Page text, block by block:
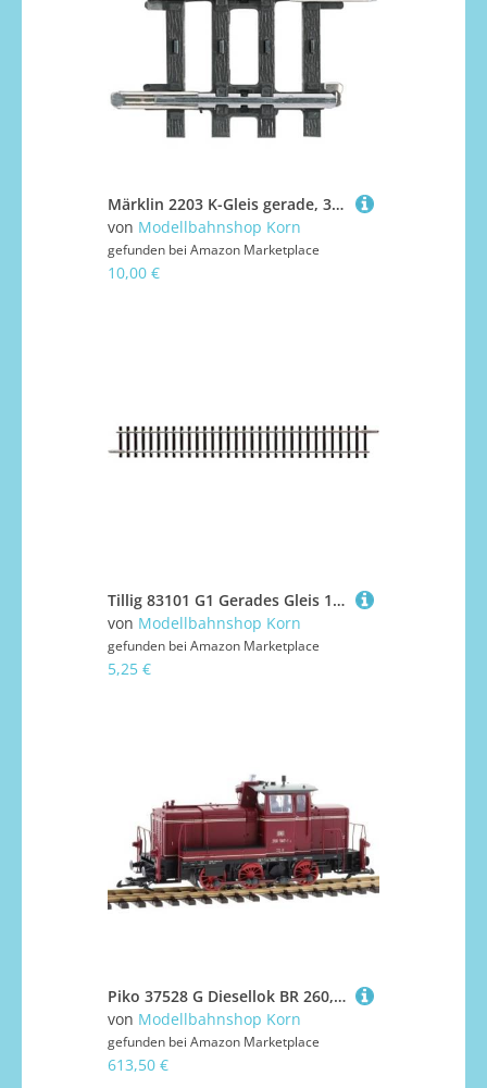
Märklin 2203 K-Gleis gerade, 30 mm (1 Stück)
von Modellbahnshop Korn
gefunden bei Amazon Marketplace
10,00 €
Tillig 83101 G1 Gerades Gleis 166mm
von Modellbahnshop Korn
gefunden bei Amazon Marketplace
5,25 €
Piko 37528 G Diesellok BR 260, DB, Ep. IV, DC-Sound
von Modellbahnshop Korn
gefunden bei Amazon Marketplace
613,50 €